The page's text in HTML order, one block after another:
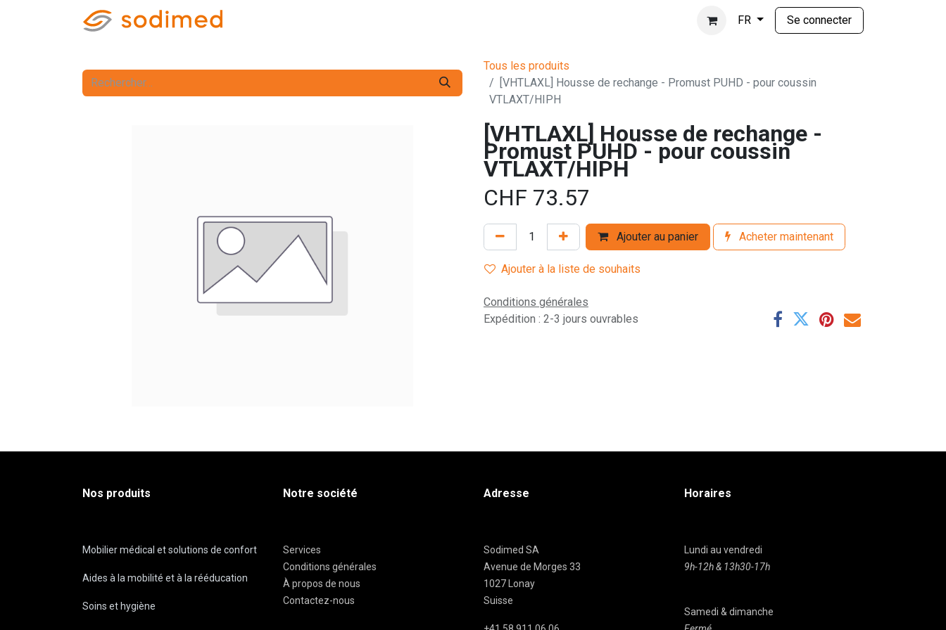
FR Se connecter
Tous les produits
[VHTLAXL] Housse de rechange - Promust PUHD - pour coussin
VTLAXT/HIPH
[VHTLAXL] Housse de rechange -
Promust PUHD - pour coussin
VTLAXT/HIPH
CHF 73.57
Ajouter au panier Acheter maintenant
Ajouter à la liste de souhaits
Conditions générales
Expédition : 2-3 jours ouvrables
Nos produits
Mobilier médical et solutions de confort
Aides à la mobilité et à la rééducation
Soins et hygiène
Notre société
Services
Conditions générales
À propos de nous
Contactez-nous
Adresse
Sodimed SA
Avenue de Morges 33
1027 Lonay
Suisse
Horaires
Lundi au vendredi
9h-12h & 13h30-17h
Samedi & dimanche